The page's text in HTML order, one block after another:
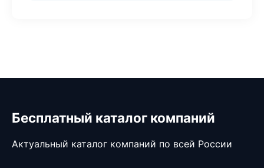
Бесплатный каталог компаний
Актуальный каталог компаний по всей России